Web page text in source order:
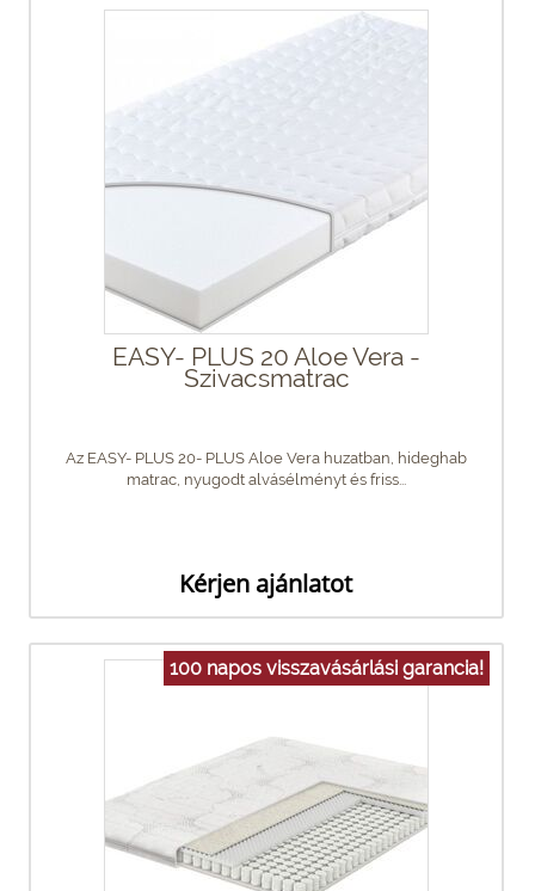
EASY- PLUS 20 Aloe Vera -
Szivacsmatrac
Az EASY- PLUS 20- PLUS Aloe Vera huzatban, hideghab
matrac, nyugodt alvásélményt és friss...
Kérjen ajánlatot
100 napos visszavásárlási garancia!